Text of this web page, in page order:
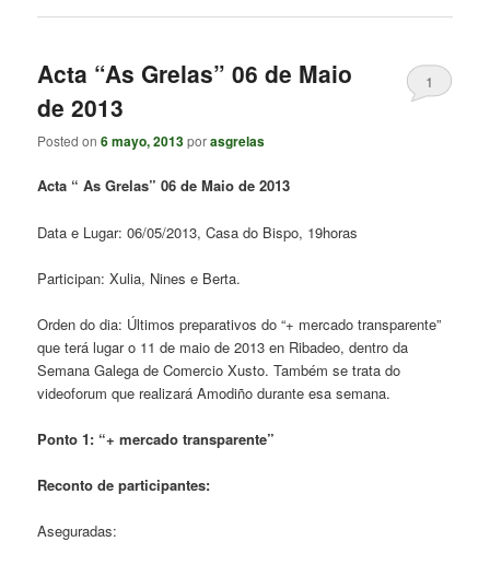
Acta “As Grelas” 06 de Maio
de 2013
Posted on6 mayo, 2013porasgrelas
1
Acta “ AsGrelas”06 de Maiode 2013
Data e Lugar: 06/05/2013, Casa do Bispo, 19horas
Participan: Xulia, Nines e Berta.
Orden do dia: Últimos preparativos do “+ mercado transparente”
que terá lugar o 11 de maio de 2013 en Ribadeo, dentro da
Semana Galega de Comercio Xusto. Também se trata do
videoforum que realizará Amodiño durante esa semana.
Ponto 1: “+ mercado transparente”
Reconto de participantes:
Aseguradas: